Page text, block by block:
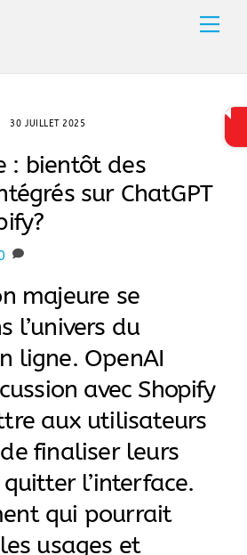
30 JUILLET 2025
: bientôt des
sur ChatGPT
majeure se
l’univers du
ligne. OpenAI
avec Shopify
aux utilisateurs
finaliser leurs
l’interface.
qui pourrait
usages et